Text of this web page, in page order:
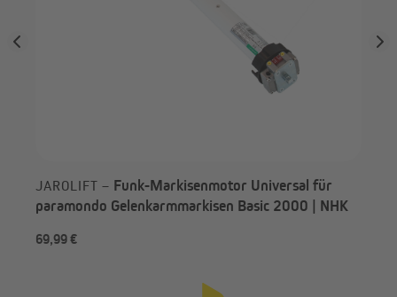
einfach oben im Menü den benötigten Motoradapter aus.
JAROLIFT – Funk-Markisenmotor Universal für
paramondo Gelenkarmmarkisen Basic 2000 | NHK
69,99 €